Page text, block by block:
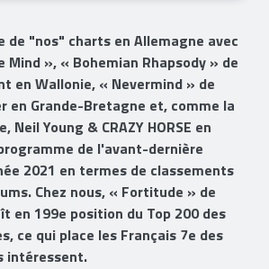
de "nos" charts en Allemagne avec
Mind », « Bohemian Rhapsody » de
en Wallonie, « Nevermind » de
en Grande-Bretagne et, comme la
Neil Young & CRAZY HORSE en
de l'avant-dernière
2021 en termes de classements
Chez nous, « Fortitude » de
en 199e position du Top 200 des
ce qui place les Français 7e des
intéressent.